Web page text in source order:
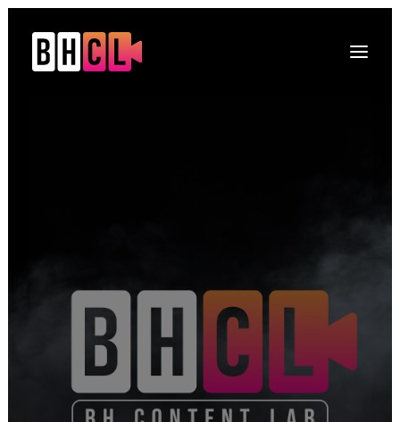
DRUGI O NAMA
Kontakt
Search